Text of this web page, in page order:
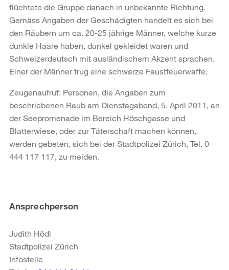
flüchtete die Gruppe danach in unbekannte Richtung.
Gemäss Angaben der Geschädigten handelt es sich bei
den Räubern um ca. 20-25 jährige Männer, welche kurze
dunkle Haare haben, dunkel gekleidet waren und
Schweizerdeutsch mit ausländischem Akzent sprachen.
Einer der Männer trug eine schwarze Faustfeuerwaffe.
Zeugenaufruf: Personen, die Angaben zum
beschriebenen Raub am Dienstagabend, 5. April 2011, an
der Seepromenade im Bereich Höschgasse und
Blatterwiese, oder zur Täterschaft machen können,
werden gebeten, sich bei der Stadtpolizei Zürich, Tel. 0
444 117 117, zu melden.
Weitere
Informationen
Ansprechperson
Judith Hödl
Stadtpolizei Zürich
Infostelle